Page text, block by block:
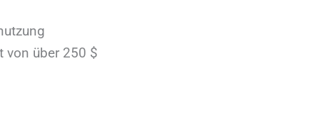
von über 250 $